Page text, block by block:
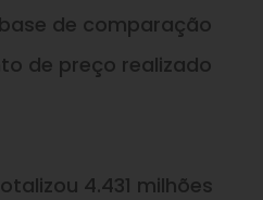
de comparação
de preço realizado
4.431 milhões